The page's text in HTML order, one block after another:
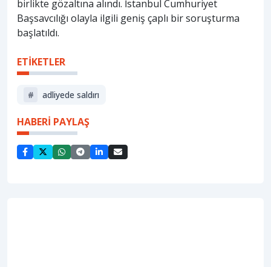
birlikte gözaltına alındı. İstanbul Cumhuriyet
Başsavcılığı olayla ilgili geniş çaplı bir soruşturma
başlatıldı.
ETİKETLER
# adliyede saldırı
HABERİ PAYLAŞ